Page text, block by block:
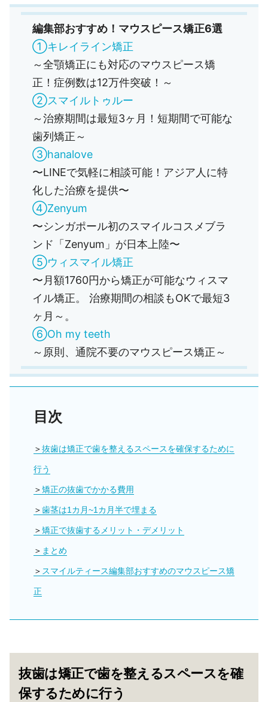
編集部おすすめ！マウスピース矯正6選
①キレイライン矯正
～全顎矯正にも対応のマウスピース矯
正！症例数は12万件突破！～
②スマイルトゥルー
～治療期間は最短3ヶ月！短期間で可能な
歯列矯正～
③hanalove
〜LINEで気軽に相談可能！アジア人に特
化した治療を提供〜
④Zenyum
〜シンガポール初のスマイルコスメブラ
ンド「Zenyum」が日本上陸〜
⑤ウィスマイル矯正
〜月額1760円から矯正が可能なウィスマ
イル矯正。 治療期間の相談もOKで最短3
ヶ月～。
⑥Oh my teeth
～原則、通院不要のマウスピース矯正～
目次
抜歯は矯正で歯を整えるスペースを確保するために
行う
矯正の抜歯でかかる費用
歯茎は1カ月~1カ月半で埋まる
矯正で抜歯するメリット・デメリット
まとめ
スマイルティース編集部おすすめのマウスピース矯
正
抜歯は矯正で歯を整えるスペースを確
保するために行う